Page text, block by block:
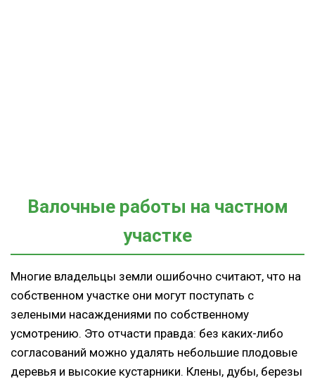
Валочные работы на частном
участке
Многие владельцы земли ошибочно считают, что на
собственном участке они могут поступать с
зелеными насаждениями по собственному
усмотрению. Это отчасти правда: без каких-либо
согласований можно удалять небольшие плодовые
деревья и высокие кустарники. Клены, дубы, березы